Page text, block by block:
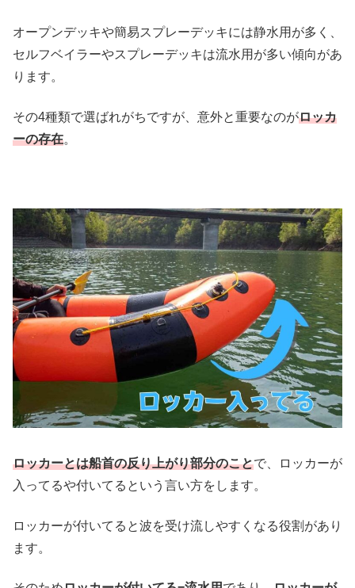
オープンデッキや簡易スプレーデッキには静水用が多く、
セルフベイラーやスプレーデッキは流水用が多い傾向があ
ります。
その4種類で選ばれがちですが、意外と重要なのがロッカ
ーの存在。
ロッカーとは船首の反り上がり部分のことで、ロッカーが
入ってるや付いてるという言い方をします。
ロッカーが付いてると波を受け流しやすくなる役割があり
ます。